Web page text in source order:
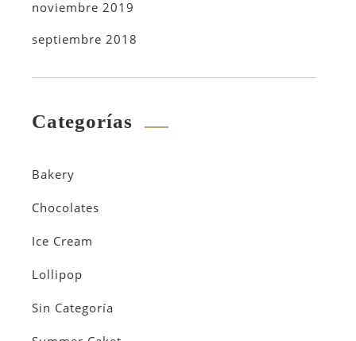
noviembre 2019
septiembre 2018
Categorías
Bakery
Chocolates
Ice Cream
Lollipop
Sin Categoría